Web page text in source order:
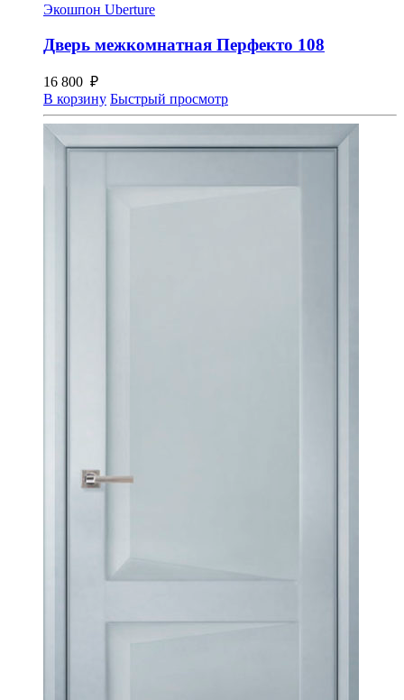
Экошпон Uberture
Дверь межкомнатная Перфекто 108
16 800 ₽
В корзину Быстрый просмотр